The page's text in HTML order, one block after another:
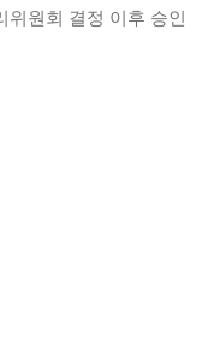
원회 결정 이후 승인